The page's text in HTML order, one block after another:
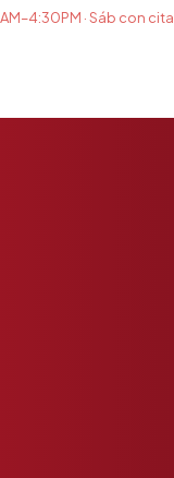
· Sáb con cita